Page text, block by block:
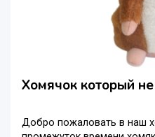
Хомячок который
Добро пожаловать в наш